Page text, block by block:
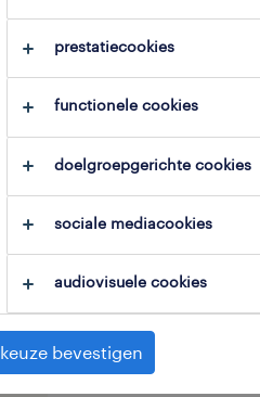
Voor
van
detail,
Jouw
prestatiecookies
functionele cookies
doelgroepgerichte cookies
sociale mediacookies
audiovisuele cookies
keuze bevestigen